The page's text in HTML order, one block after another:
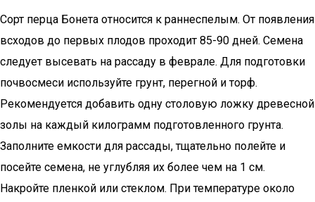
Сорт перца Бонета относится к раннеспелым. От появления
всходов до первых плодов проходит 85-90 дней. Семена
следует высевать на рассаду в феврале. Для подготовки
почвосмеси используйте грунт, перегной и торф.
Рекомендуется добавить одну столовую ложку древесной
золы на каждый килограмм подготовленного грунта.
Заполните емкости для рассады, тщательно полейте и
посейте семена, не углубляя их более чем на 1 см.
Накройте пленкой или стеклом. При температуре около